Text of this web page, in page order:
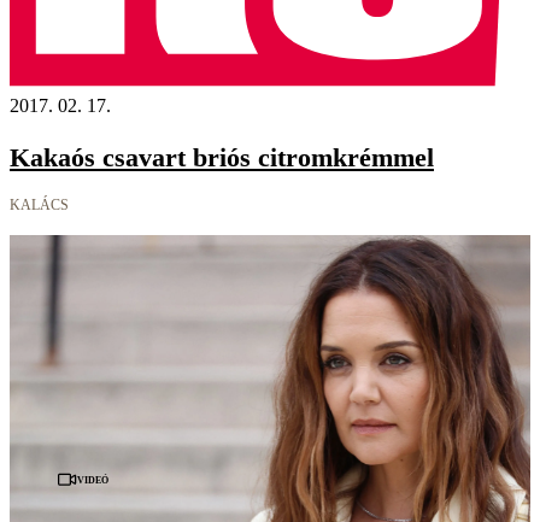
2017. 02. 17.
Kakaós csavart briós citromkrémmel
KALÁCS
Videó